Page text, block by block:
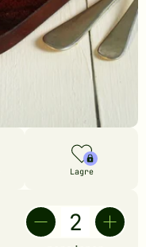
Lagre